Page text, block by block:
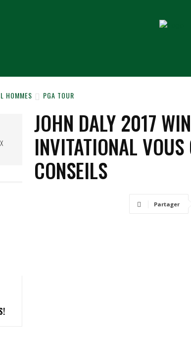
HOMMES PGA TOUR
JOHN DALY 2017
INVITATIONAL VOUS
CONSEILS
Partager